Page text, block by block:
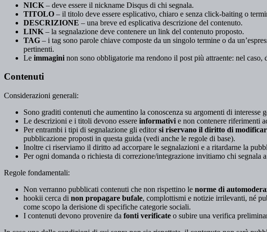
NICK – deve essere il nickname Disqus di chi segnala.
TITOLO – il titolo deve essere esplicativo, chiaro e senza click-baiting o
DESCRIZIONE – una breve ed esplicativa descrizione del contenuto.
LINK – la segnalazione deve contenere un link del contenuto proposto.
TAG – i tag sono parole chiave composte da un singolo termine o da
pertinenti.
Le immagini non sono obbligatorie ma rendono il post più attraente: nel caso,
Contenuti
Considerazioni generali:
Sono graditi contenuti che aumentino la conoscenza su argomenti di interesse
Le descrizioni e i titoli devono essere informativi e non contenere riferimenti
Per entrambi i tipi di segnalazione gli editorsi riservano il diritto di
pubblicazione proposti in questa guida (vedi anche le regole di base).
Inoltre ci riserviamo il diritto ad accorpare le segnalazioni e a ritardarne la
Per ogni domanda o richiesta di correzione/integrazione invitiamo chi segnala
Regole fondamentali:
Non verranno pubblicati contenuti che non rispettino le norme di
hookii cerca di non propagare bufale, complottismi e notizie irrilevanti, né
come scopo la derisione di specifiche categorie sociali.
I contenuti devono provenire da fonti verificate o subire una verifica